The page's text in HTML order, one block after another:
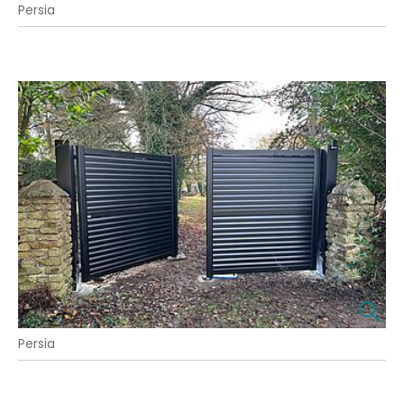
Persia
Persia